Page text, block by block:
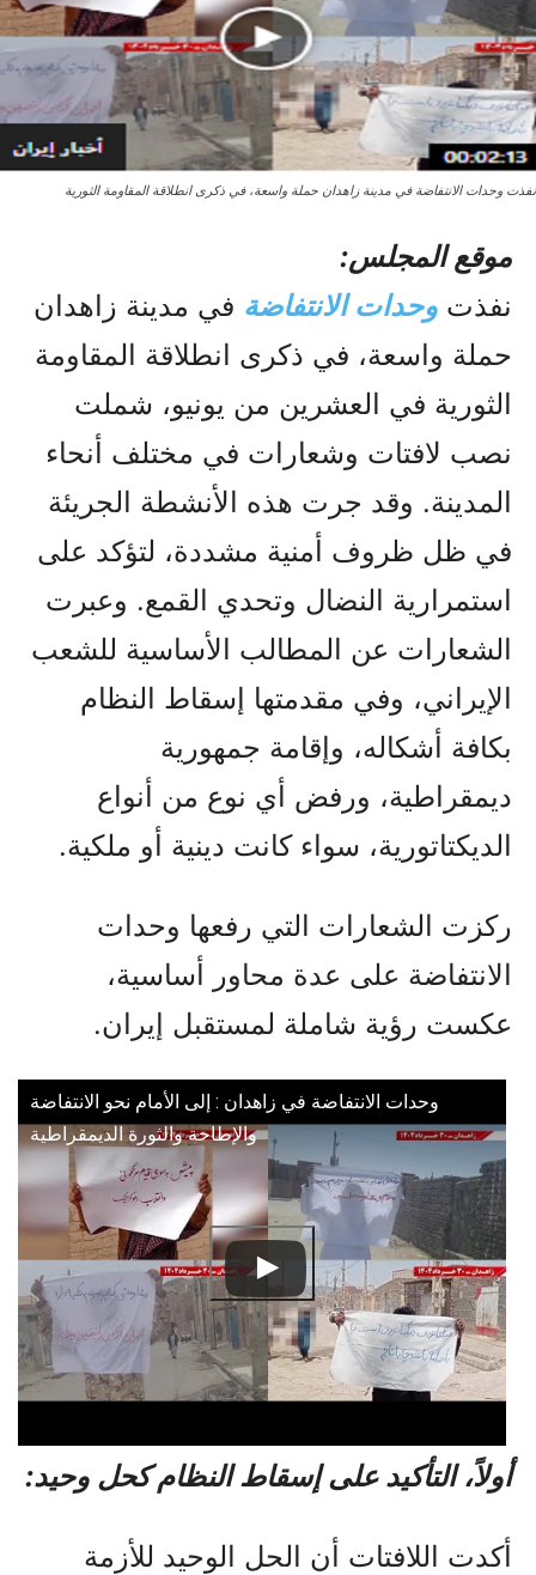
نفذت وحدات الانتفاضة في مدينة زاهدان حملة واسعة، في ذكرى انطلاقة المقاومة الثورية
موقع المجلس:
نفذت وحدات الانتفاضة في مدينة زاهدان
حملة واسعة، في ذكرى انطلاقة المقاومة
الثورية في العشرين من يونيو، شملت
نصب لافتات وشعارات في مختلف أنحاء
المدينة. وقد جرت هذه الأنشطة الجريئة
في ظل ظروف أمنية مشددة، لتؤكد على
استمرارية النضال وتحدي القمع. وعبرت
الشعارات عن المطالب الأساسية للشعب
الإيراني، وفي مقدمتها إسقاط النظام
بكافة أشكاله، وإقامة جمهورية
ديمقراطية، ورفض أي نوع من أنواع
الديكتاتورية، سواء كانت دينية أو ملكية.
ركزت الشعارات التي رفعها وحدات
الانتفاضة على عدة محاور أساسية،
عكست رؤية شاملة لمستقبل إيران.
وحدات الانتفاضة في زاهدان : إلى الأمام نحو الانتفاضة
والإطاحة والثورة الديمقراطية
أولاً، التأكيد على إسقاط النظام كحل وحيد:
أكدت اللافتات أن الحل الوحيد للأزمة